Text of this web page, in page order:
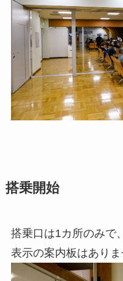
搭乗開始
搭乗口は1カ所のみで
表示の案内板はありま